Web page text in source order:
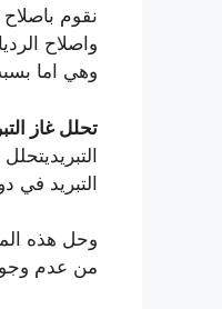
نقوم
واصلاح
وهي اما
تحلل غاز
التبريد في
وحل هذه
من عدم